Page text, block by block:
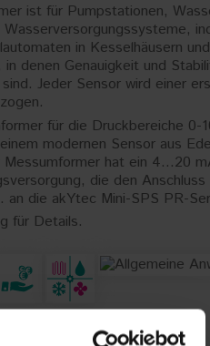
ist für Pumpstationen,
in Kesselhäusern
denen Genauigkeit und
Jeder Sensor wird einer
für die Druckbereiche 0-
modernen Sensor aus
hat ein 4...20
die den
an die akYtec Mini-SPS PR-
für Details.